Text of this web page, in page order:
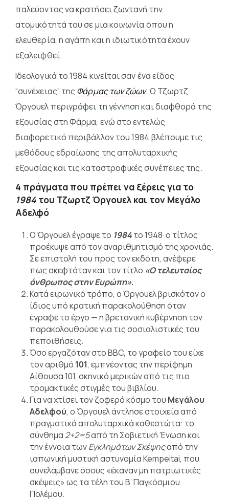
παλεύοντας να κρατήσει ζωντανή την
ατομικότητά του σε μια κοινωνία όπου η
ελευθερία, η αγάπη και η ιδιωτικότητα έχουν
εξαλειφθεί.
Ιδεολογικά το 1984 κινείται σαν ένα είδος
“συνέχειας” της Φάρμας των ζώων. Ο Τζωρτζ
Όργουελ περιγράφει τη γέννηση και διαφθορά της
εξουσίας στη Φάρμα, ενώ στο εντελώς
διαφορετικό περιβάλλον του 1984 βλέπουμε τις
μεθόδους εδραίωσης της απολυταρχικής
εξουσίας και τις καταστροφικές συνέπειες της.
4 πράγματα που πρέπει να ξέρεις για το
1984 του Τζωρτζ Όργουελ και τον Μεγάλο
Αδελφό
Ο Όργουελ έγραψε το 1984το 1948· ο τίτλος
προέκυψε από τον αναριθμητισμό της χρονιάς.
Σε επιστολή του προς τον εκδότη, ανέφερε
πως σκεφτόταν και τον τίτλο «Ο τελευταίος
άνθρωπος στην Ευρώπη».
Κατά ειρωνικό τρόπο, ο Όργουελ βρισκόταν ο
ίδιος υπό κρατική παρακολούθηση όταν
έγραφε το έργο — η βρετανική κυβέρνηση τον
παρακολουθούσε για τις σοσιαλιστικές του
πεποιθήσεις.
Όσο εργαζόταν στο BBC, το γραφείο του είχε
τον αριθμό 101, εμπνέοντας την περίφημη
Αίθουσα 101, σκηνικό μερικών από τις πιο
τρομακτικές στιγμές του βιβλίου.
Για να χτίσει τον ζοφερό κόσμο του Μεγάλου
Αδελφού, ο Όργουελ άντλησε στοιχεία από
πραγματικά απολυταρχικά καθεστώτα: το
σύνθημα 2+2=5από τη Σοβιετική Ένωση και
την έννοια τωνΕγκλημάτων Σκέψηςαπό την
ιαπωνική μυστική αστυνομία Kempeitai, που
συνελάμβανε όσους «έκαναν μη πατριωτικές
σκέψεις» ως τα τέλη του Β’ Παγκόσμιου
Πολέμου.